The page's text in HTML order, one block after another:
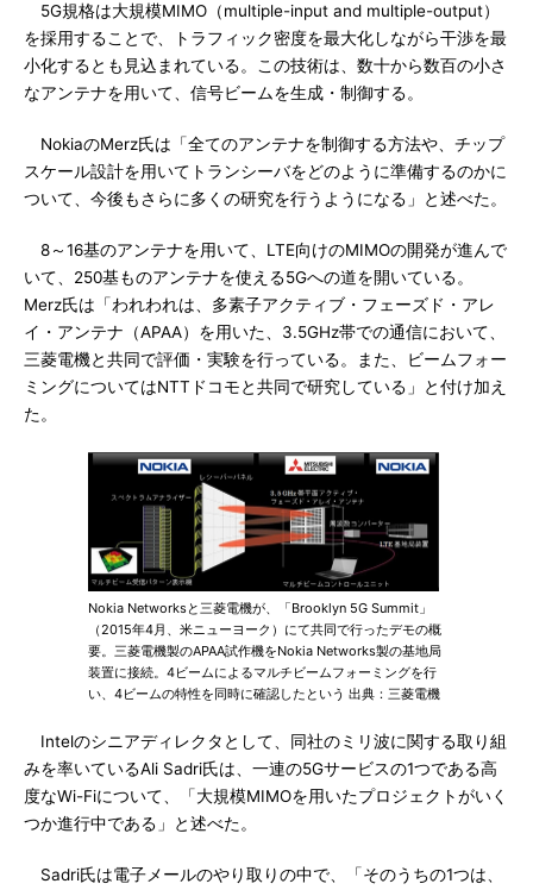
5G規格は大規模MIMO（multiple-input and multiple-output）
を採用することで、トラフィック密度を最大化しながら干渉を最
小化するとも見込まれている。この技術は、数十から数百の小さ
なアンテナを用いて、信号ビームを生成・制御する。
NokiaのMerz氏は「全てのアンテナを制御する方法や、チップ
スケール設計を用いてトランシーバをどのように準備するのかに
ついて、今後もさらに多くの研究を行うようになる」と述べた。
8～16基のアンテナを用いて、LTE向けのMIMOの開発が進んで
いて、250基ものアンテナを使える5Gへの道を開いている。
Merz氏は「われわれは、多素子アクティブ・フェーズド・アレ
イ・アンテナ（APAA）を用いた、3.5GHz帯での通信において、
三菱電機と共同で評価・実験を行っている。また、ビームフォー
ミングについてはNTTドコモと共同で研究している」と付け加え
た。
Nokia Networksと三菱電機が、「Brooklyn 5G Summit」
（2015年4月、米ニューヨーク）にて共同で行ったデモの概
要。三菱電機製のAPAA試作機をNokia Networks製の基地局
装置に接続。4ビームによるマルチビームフォーミングを行
い、4ビームの特性を同時に確認したという 出典：三菱電機
Intelのシニアディレクタとして、同社のミリ波に関する取り組
みを率いているAli Sadri氏は、一連の5Gサービスの1つである高
度なWi-Fiについて、「大規模MIMOを用いたプロジェクトがいく
つか進行中である」と述べた。
Sadri氏は電子メールのやり取りの中で、「そのうちの1つは、